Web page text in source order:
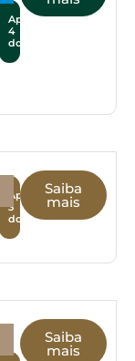
Apto.
4
dorms.
Apto.
3
dorms.
Saiba
mais
Saiba
mais